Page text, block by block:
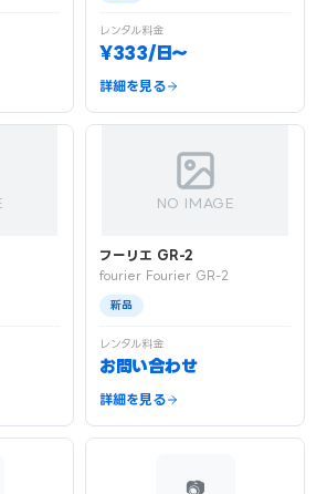
レンタル料金
¥333/日〜
詳細を見る
NO IMAGE
フーリエ GR-2
fourier Fourier GR-2
新品
レンタル料金
お問い合わせ
詳細を見る